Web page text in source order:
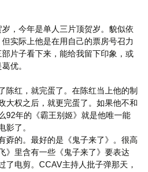
，今年是单人三片顶贺岁。貌似依
实际上他是在用自己的票房号召力
片子看下来，能给我留下印象，或
优。
陈红，就完蛋了。在陈红当上他的制
大权之后，就更完蛋了。如果他不和
92年的《霸王别姬》就是他唯一能
影了。
孬的。最好的是《鬼子来了》。很高
》里含有一些《鬼子来了》要表达
了电剪。CCAV主持人批子弹那天，